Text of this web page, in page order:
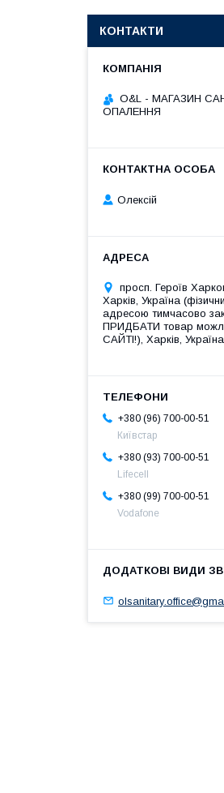
КОНТАКТИ
O&L - МАГАЗИН
ОПАЛЕННЯ
Олексій
просп. Героїв
Харків, Україна
адресою тимчасово
ПРИДБАТИ товар
САЙТІ!), Харків, Україна
+380 (96) 700-00-51
Київстар
+380 (93) 700-00-51
Lifecell
+380 (99) 700-00-51
Vodafone